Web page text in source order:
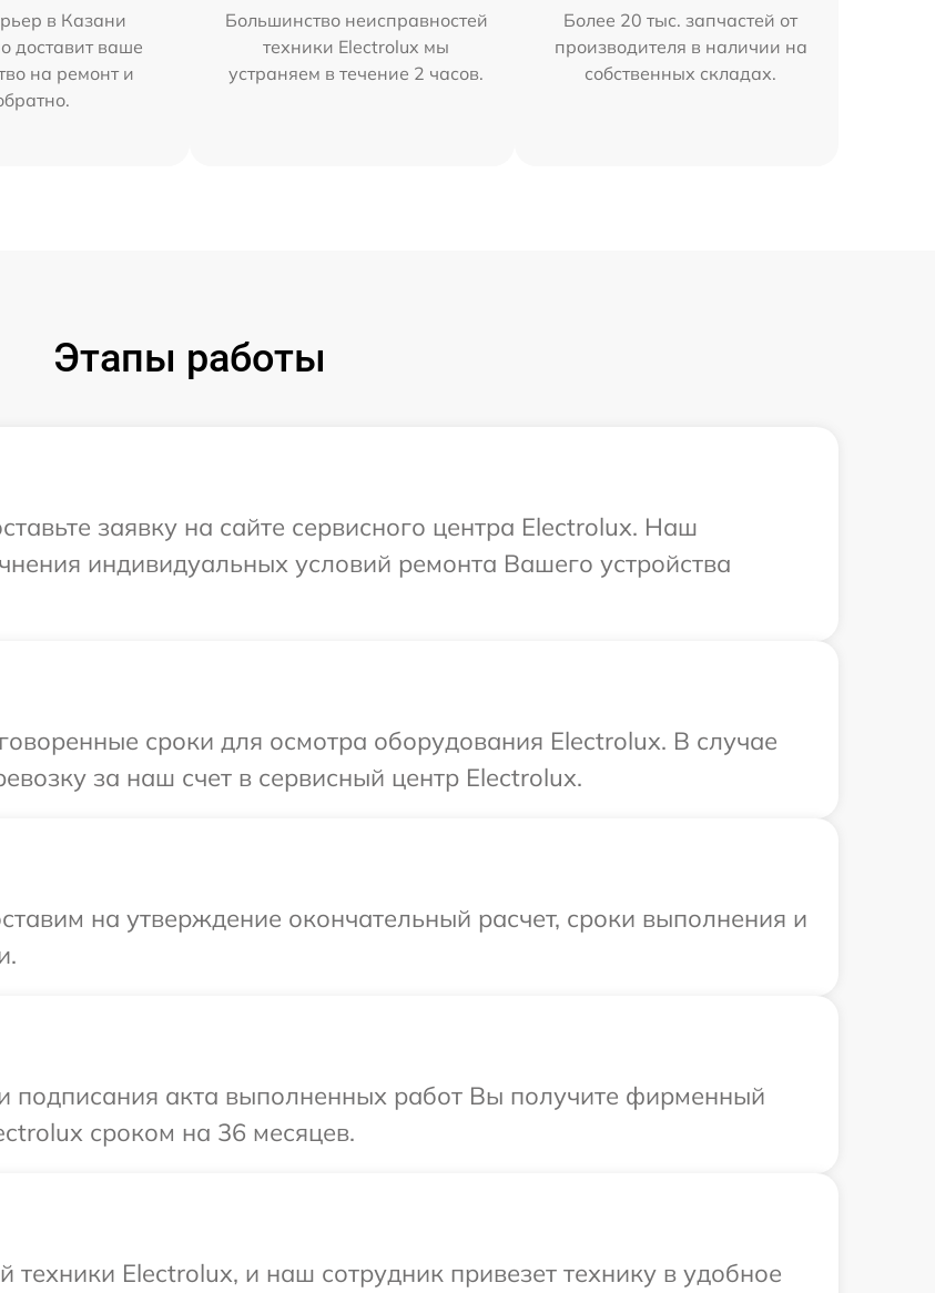
в Казани
доставит ваше
на ремонт и
Большинство неисправностей
техники Electrolux мы
устраняем в течение 2 часов.
Более 20 тыс. запчастей от
производителя в наличии на
собственных складах.
Этапы работы
заявку на сайте сервисного центра Electrolux. Наш
индивидуальных условий ремонта Вашего устройства
сроки для осмотра оборудования Electrolux. В случае
за наш счет в сервисный центр Electrolux.
на утверждение окончательный расчет, сроки выполнения и
и подписания акта выполненных работ Вы получите фирменный
сроком на 36 месяцев.
Electrolux, и наш сотрудник привезет технику в удобное